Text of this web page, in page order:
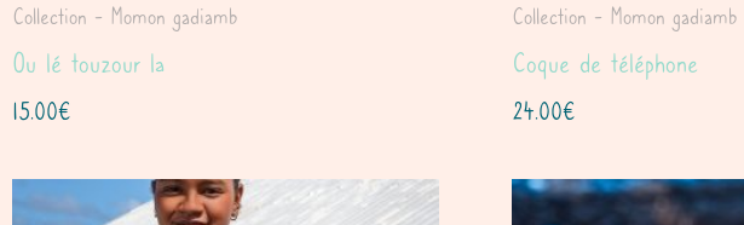
Collection - Momon gadiamb
Ou lé touzour la
15.00€
Collection - Momon gadiamb
Coque de téléphone
24.00€